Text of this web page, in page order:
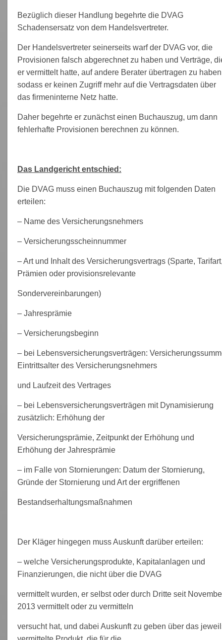
Bezüglich dieser Handlung begehrte die DVAG
Schadensersatz von dem Handelsvertreter.
Der Handelsvertreter seinerseits warf der DVAG vor, die
Provisionen falsch abgerechnet zu haben und Verträge,
er vermittelt hatte, auf andere Berater übertragen zu
sodass er keinen Zugriff mehr auf die Vertragsdaten über
das firmeninterne Netz hatte.
Daher begehrte er zunächst einen Buchauszug, um dann
fehlerhafte Provisionen berechnen zu können.
Das Landgericht entschied:
Die DVAG muss einen Buchauszug mit folgenden Daten
erteilen:
– Name des Versicherungsnehmers
– Versicherungsscheinnummer
– Art und Inhalt des Versicherungsvertrags (Sparte,
Prämien oder provisionsrelevante
Sondervereinbarungen)
– Jahresprämie
– Versicherungsbeginn
– bei Lebensversicherungsverträgen:
Eintrittsalter des Versicherungsnehmers
und Laufzeit des Vertrages
– bei Lebensversicherungsverträgen mit Dynamisierung
zusätzlich: Erhöhung der
Versicherungsprämie, Zeitpunkt der Erhöhung und
Erhöhung der Jahresprämie
– im Falle von Stornierungen: Datum der Stornierung,
Gründe der Stornierung und Art der ergriffenen
Bestandserhaltungsmaßnahmen
Der Kläger hingegen muss Auskunft darüber erteilen:
– welche Versicherungsprodukte, Kapitalanlagen und
Finanzierungen, die nicht über die DVAG
vermittelt wurden, er selbst oder durch Dritte seit
2013 vermittelt oder zu vermitteln
versucht hat, und dabei Auskunft zu geben über das